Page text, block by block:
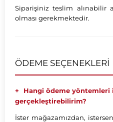
Siparişiniz teslim alınabilir
olması gerekmektedir.
ÖDEME SEÇENEKLERİ
Hangi ödeme yöntemleri
gerçekleştirebilirim?
İster mağazamızdan,